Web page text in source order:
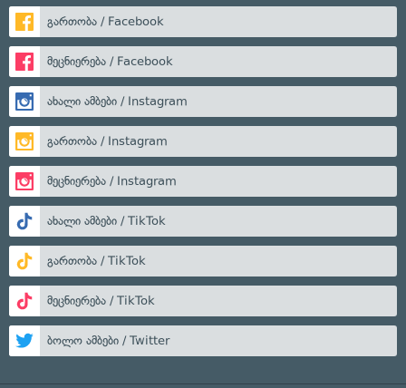
გართობა / Facebook
მეცნიერება / Facebook
ახალი ამბები / Instagram
გართობა / Instagram
მეცნიერება / Instagram
ახალი ამბები / TikTok
გართობა / TikTok
მეცნიერება / TikTok
ბოლო ამბები / Twitter